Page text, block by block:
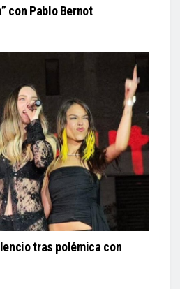
con Pablo Bernot
tras polémica con